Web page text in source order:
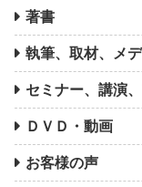
著書
執筆、取材、メ
セミナー、講演
ＤＶＤ・動画
お客様の声